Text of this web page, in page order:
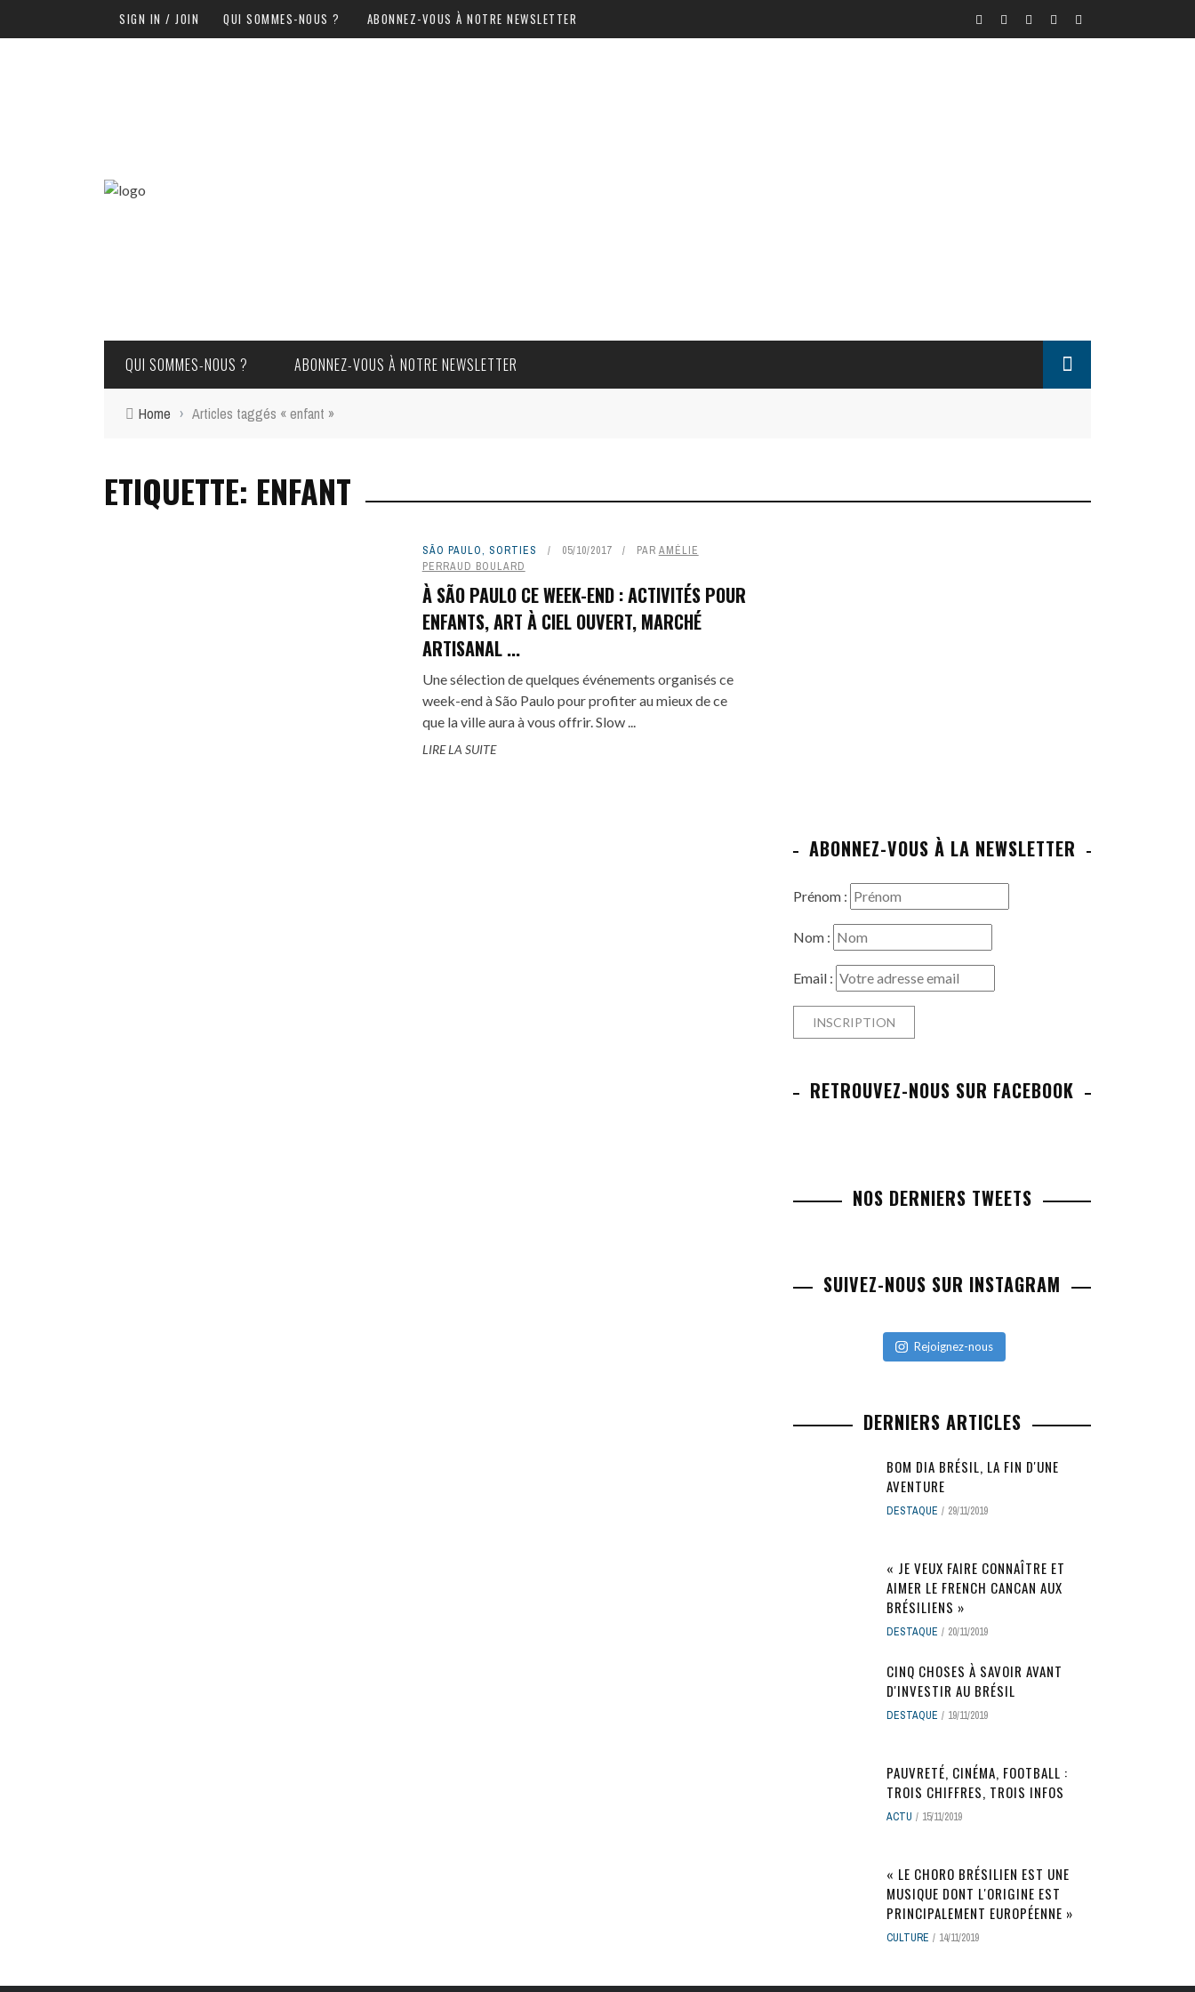
SIGN IN / JOIN QUI SOMMES-NOUS ? ABONNEZ-VOUS À NOTRE NEWSLETTER
QUI SOMMES-NOUS ? ABONNEZ-VOUS À NOTRE NEWSLETTER
Home › Articles taggés « enfant »
ETIQUETTE: ENFANT
SÃO PAULO, SORTIES 05/10/2017 PAR AMÉLIE
PERRAUD BOULARD
À SÃO PAULO CE WEEK-END : ACTIVITÉS POUR
ENFANTS, ART À CIEL OUVERT, MARCHÉ
ARTISANAL ...
Une sélection de quelques événements organisés ce
week-end à São Paulo pour profiter au mieux de ce
que la ville aura à vous offrir. Slow ...
LIRE LA SUITE
ABONNEZ-VOUS À LA NEWSLETTER
Prénom :
Nom :
Email :
RETROUVEZ-NOUS SUR FACEBOOK
NOS DERNIERS TWEETS
SUIVEZ-NOUS SUR INSTAGRAM
Rejoignez-nous
DERNIERS ARTICLES
BOM DIA BRÉSIL, LA FIN D'UNE
AVENTURE
DESTAQUE 29/11/2019
« JE VEUX FAIRE CONNAÎTRE ET
AIMER LE FRENCH CANCAN AUX
BRÉSILIENS »
DESTAQUE 20/11/2019
CINQ CHOSES À SAVOIR AVANT
D'INVESTIR AU BRÉSIL
DESTAQUE 19/11/2019
PAUVRETÉ, CINÉMA, FOOTBALL :
TROIS CHIFFRES, TROIS INFOS
ACTU 15/11/2019
« LE CHORO BRÉSILIEN EST UNE
MUSIQUE DONT L'ORIGINE EST
PRINCIPALEMENT EUROPÉENNE »
CULTURE 14/11/2019